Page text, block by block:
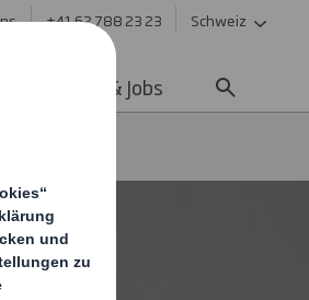
+41 62 788 23 23 Schweiz
Karriere & Jobs